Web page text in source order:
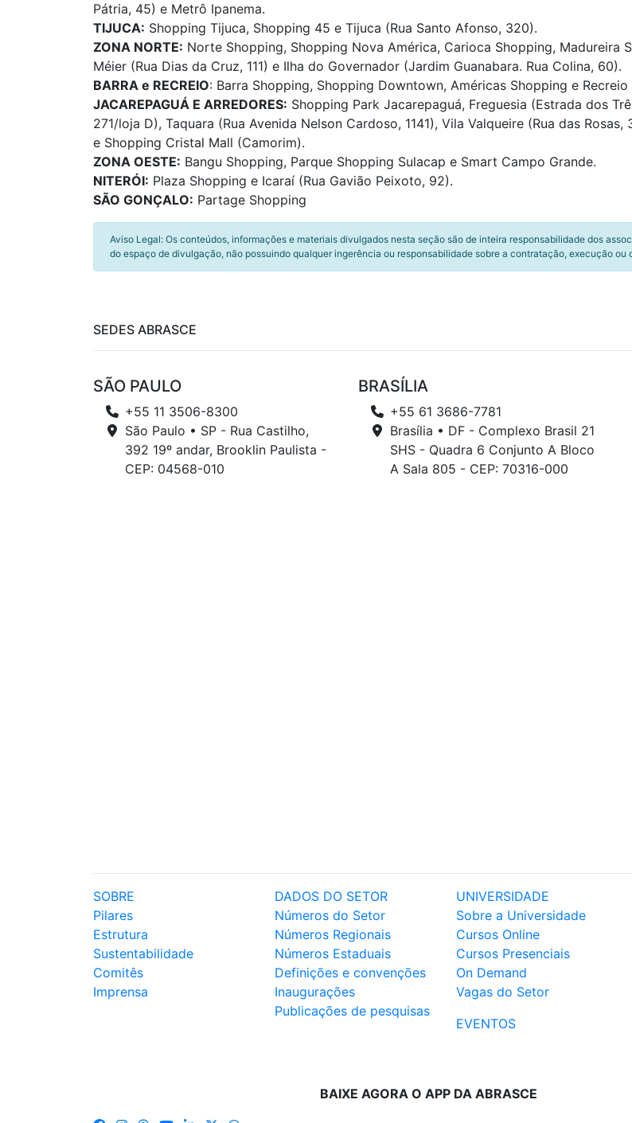
Pátria, 45) e Metrô Ipanema.
TIJUCA: Shopping Tijuca, Shopping 45 e Tijuca (Rua Santo Afonso, 320).
ZONA NORTE: Norte Shopping, Shopping Nova América, Carioca Shopping, Madureira
Méier (Rua Dias da Cruz, 111) e Ilha do Governador (Jardim Guanabara. Rua Colina, 60).
BARRA e RECREIO: Barra Shopping, Shopping Downtown, Américas Shopping e Recreio
JACAREPAGUÁ E ARREDORES: Shopping Park Jacarepaguá, Freguesia (Estrada dos
271/loja D), Taquara (Rua Avenida Nelson Cardoso, 1141), Vila Valqueire (Rua das Rosas,
e Shopping Cristal Mall (Camorim).
ZONA OESTE: Bangu Shopping, Parque Shopping Sulacap e Smart Campo Grande.
NITERÓI: Plaza Shopping e Icaraí (Rua Gavião Peixoto, 92).
SÃO GONÇALO: Partage Shopping
Aviso Legal: Os conteúdos, informações e materiais divulgados nesta seção são de inteira responsabilidade dos
do espaço de divulgação, não possuindo qualquer ingerência ou responsabilidade sobre a contratação, execução
SEDES ABRASCE
SÃO PAULO
+55 11 3506-8300
São Paulo • SP - Rua Castilho,
392 19º andar, Brooklin Paulista -
CEP: 04568-010
BRASÍLIA
+55 61 3686-7781
Brasília • DF - Complexo Brasil 21
SHS - Quadra 6 Conjunto A Bloco
A Sala 805 - CEP: 70316-000
SOBRE
Pilares
Estrutura
Sustentabilidade
Comitês
Imprensa
DADOS DO SETOR
Números do Setor
Números Regionais
Números Estaduais
Definições e convenções
Inaugurações
Publicações de pesquisas
UNIVERSIDADE
Sobre a Universidade
Cursos Online
Cursos Presenciais
On Demand
Vagas do Setor
EVENTOS
BAIXE AGORA O APP DA ABRASCE